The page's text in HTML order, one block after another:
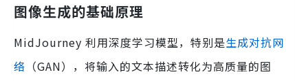
图像生成的基础原理
MidJourney 利用深度学习模型，特别是生成对抗网
络 （GAN），将输入的文本描述转化为高质量的图